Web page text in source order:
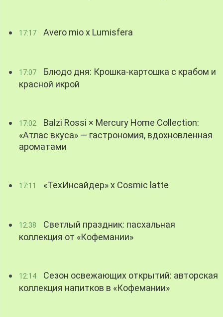
17:17 Avero mio x Lumisfera
17:07
Блюдо дня: Крошка-картошка с крабом и
красной икрой
17:02
Balzi Rossi × Mercury Home Collection:
«Атлас вкуса» — гастрономия, вдохновленная
ароматами
17:11 «ТехИнсайдер» х Cosmic latte
12:38
Светлый праздник: пасхальная
коллекция от «Кофемании»
12:14
Сезон освежающих открытий: авторская
коллекция напитков в «Кофемании»